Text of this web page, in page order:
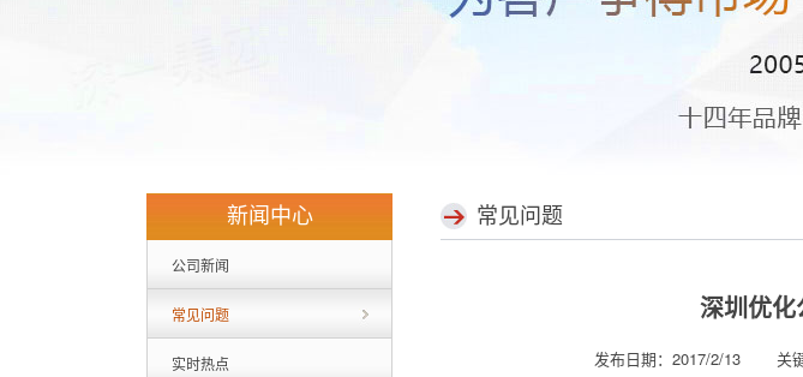
新闻中心
公司新闻
常见问题
实时热点
常见问题
深圳优
发布日期：2017/2/13 关